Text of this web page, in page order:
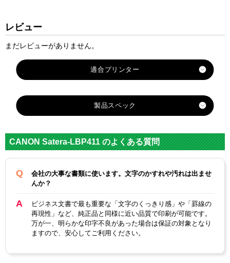
レビュー
まだレビューがありません。
製品スペック
メーカー
キヤノン
対応
純正型番
ICチップ あり
製品タイプ 互換トナー
CANON Satera-LBP411 のよくある質問
会社の大事な書類に使います。文字のかすれや汚れは出ませ
んか？
ビジネス文書で最も重要な「文字のくっきり感」や「罫線の
再現性」など、純正品と同様に近い品質で印刷が可能です。
万が一、明らかな印字不良があった場合は保証の対象となり
ますので、安心してご利用ください。